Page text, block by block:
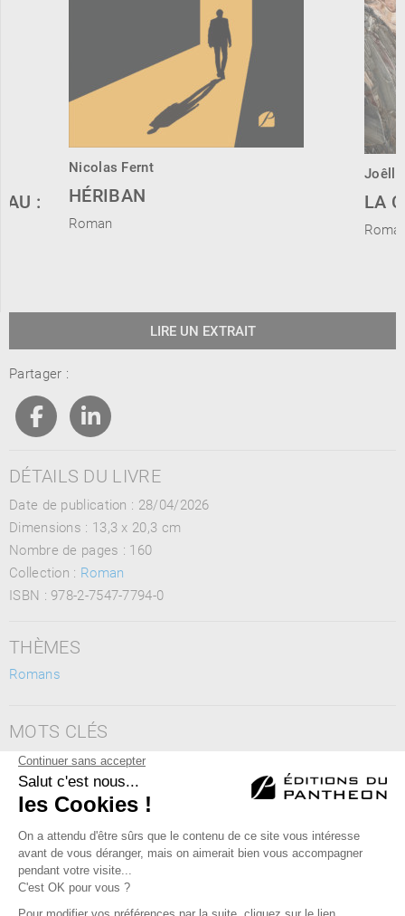
:
Nicolas Fernt
HÉRIBAN
Roman
Joêlle
LA
LIRE UN EXTRAIT
Partager :
DÉTAILS DU LIVRE
Date de publication : 28/04/2026
Dimensions : 13,3 x 20,3 cm
Nombre de pages : 160
Collection : Roman
ISBN : 978-2-7547-7794-0
THÈMES
Romans
MOTS CLÉS
Combrailles, Massif Central, Auvergne, écologie, plomb
argentifère, conflits sociaux, lithium, développement durable,
Sioule
Éditions du Panthéon - 12, rue Antoine Bourdelle
75015 Paris